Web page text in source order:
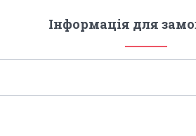
Інформація для